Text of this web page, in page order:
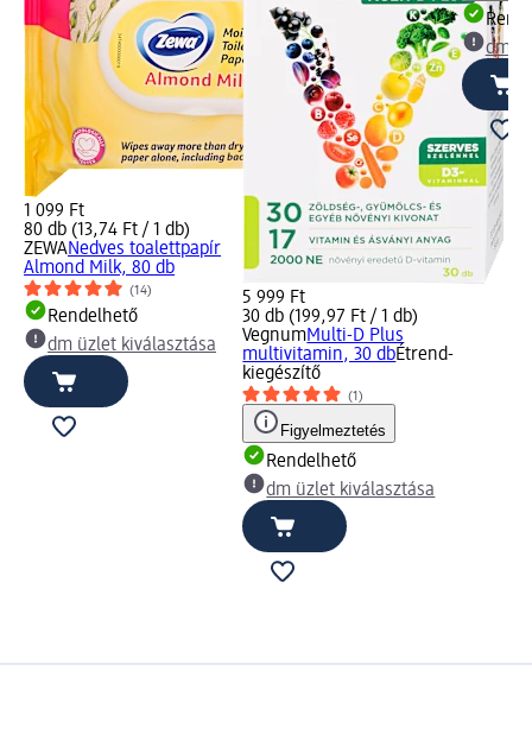
1 099 Ft
80 db (13,74 Ft / 1 db)
ZEWANedves toalettpapír
Almond Milk, 80 db
(14)
Rendelhető
dm üzlet kiválasztása
5 999 Ft
30 db (199,97 Ft / 1 db)
VegnumMulti-D Plus
multivitamin, 30 dbÉtrend-
kiegészítő
(1)
Figyelmeztetés
Rendelhető
dm üzlet kiválasztása
dm